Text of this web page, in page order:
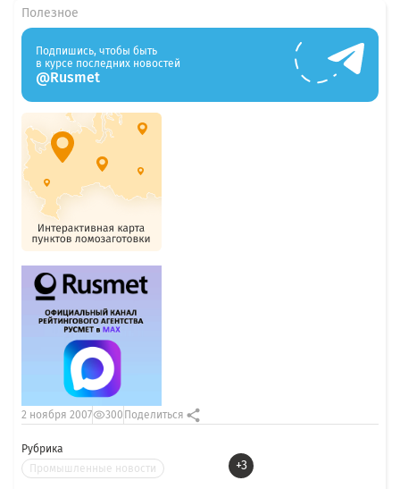
Рубрика
Промышленные новости
+3
2 ноября 2007 300 Поделиться
Полезное
Подпишись, чтобы быть
в курсе последних новостей
@Rusmet